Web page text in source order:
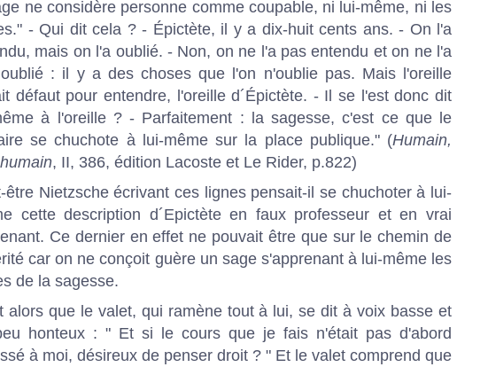
ne considère personne comme coupable, ni lui-même, ni les
- Qui dit cela ? - Épictète, il y a dix-huit cents ans. - On l'a
mais on l'a oublié. - Non, on ne l'a pas entendu et on ne l'a
: il y a des choses que l'on n'oublie pas. Mais l'oreille
défaut pour entendre, l'oreille d´Épictète. - Il se l'est donc dit
à l'oreille ? - Parfaitement : la sagesse, c'est ce que le
se chuchote à lui-même sur la place publique." (Humain,
, II, 386, édition Lacoste et Le Rider, p.822)
être Nietzsche écrivant ces lignes pensait-il se chuchoter à lui-
cette description d´Epictète en faux professeur et en vrai
Ce dernier en effet ne pouvait être que sur le chemin de
car on ne conçoit guère un sage s'apprenant à lui-même les
de la sagesse.
alors que le valet, qui ramène tout à lui, se dit à voix basse et
honteux : " Et si le cours que je fais n'était pas d'abord
à moi, désireux de penser droit ? " Et le valet comprend que